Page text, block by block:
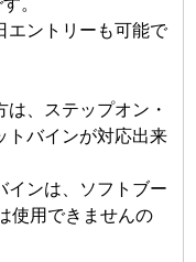
エントリーも可能で
、ステップオン・
トバインが対応出来
インは、ソフトブー
使用できませんの